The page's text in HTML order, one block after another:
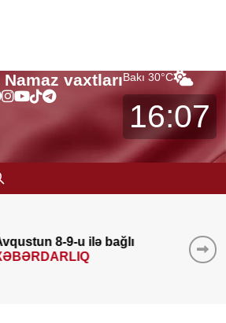
Namaz vaxtlarıBakı 30°C
16:07
Azad edilmiş ərazilərində 340
layihəicra edilib